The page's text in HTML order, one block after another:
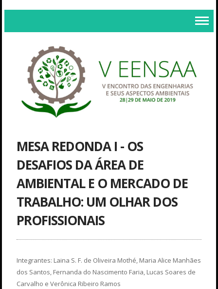
MESA REDONDA I - OS
DESAFIOS DA ÁREA DE
AMBIENTAL E O MERCADO DE
TRABALHO: UM OLHAR DOS
PROFISSIONAIS
Integrantes: Laina S. F. de Oliveira Mothé, Maria Alice Manhães
dos Santos, Fernanda do Nascimento Faria, Lucas Soares de
Carvalho e Verônica Ribeiro Ramos